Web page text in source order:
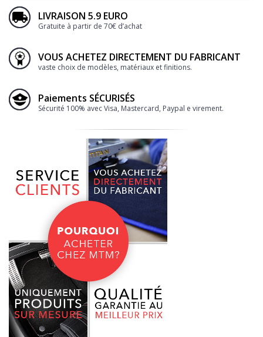
LIVRAISON 5.9 EURO
Gratuite à partir de 70€ d’achat
VOUS ACHETEZ DIRECTEMENT DU FABRICANT
vaste choix de modèles, matériaux et finitions.
Paiements SÉCURISÉS
Sécurité 100% avec Visa, Mastercard, Paypal e virement.